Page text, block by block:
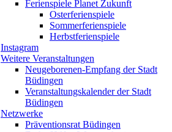
Ferienspiele Planet Zukunft
Osterferienspiele
Sommerferienspiele
Herbstferienspiele
Instagram
Weitere Veranstaltungen
Neugeborenen-Empfang der Stadt
Büdingen
Veranstaltungskalender der Stadt
Büdingen
Netzwerke
Präventionsrat Büdingen